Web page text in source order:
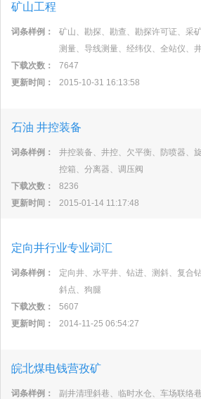
矿山工程
词条样例：
矿山、勘探、勘查、勘探许可证、采
测量、导线测量、经纬仪、全站仪、
下载次数：
7647
更新时间：
2015-10-31 16:13:58
石油 井控装备
词条样例：
井控装备、井控、欠平衡、防喷器、
控箱、分离器、调压阀
下载次数：
8236
更新时间：
2015-01-14 11:17:48
定向井行业专业词汇
词条样例：
定向井、水平井、钻进、测斜、复合
斜点、狗腿
下载次数：
5607
更新时间：
2014-11-25 06:54:27
皖北煤电钱营孜矿
词条样例：
副井清理斜巷、临时水仓、车场联络